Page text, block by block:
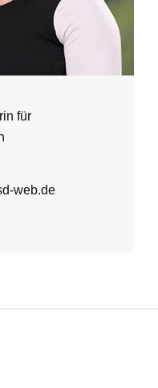
für
web.de